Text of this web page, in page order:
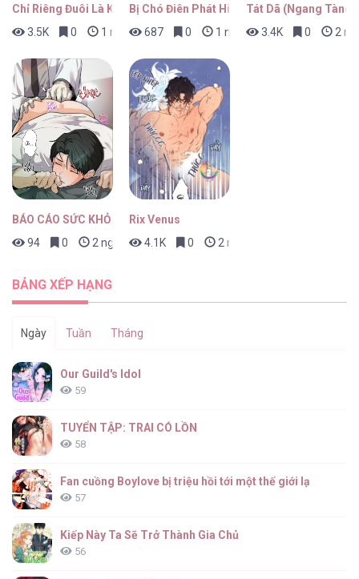
Chỉ Riêng Đuôi Là Không Được!!!
3.5K
0 1 ngày trước
Bị Chó Điên Phát Hiện Là Đồng Loại
687
0 1 ngày trước
Tát Dã (Ngang Tàng)
3.4K
0 2
BÁO CÁO SỨC KHỎE TUYẾN TIỀN LIỆT
94
0 2 ngày trước
Rix Venus
4.1K
0 2 ngày trước
BẢNG XẾP HẠNG
Ngày Tuần Tháng
Our Guild's Idol
59
TUYỂN TẬP: TRAI CÓ LỒN
58
Fan cuồng Boylove bị triệu hồi tới một thế giới lạ
57
Kiếp Này Ta Sẽ Trở Thành Gia Chủ
56